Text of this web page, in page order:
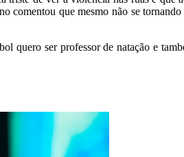
comentou que mesmo não se
quero ser professor de natação e